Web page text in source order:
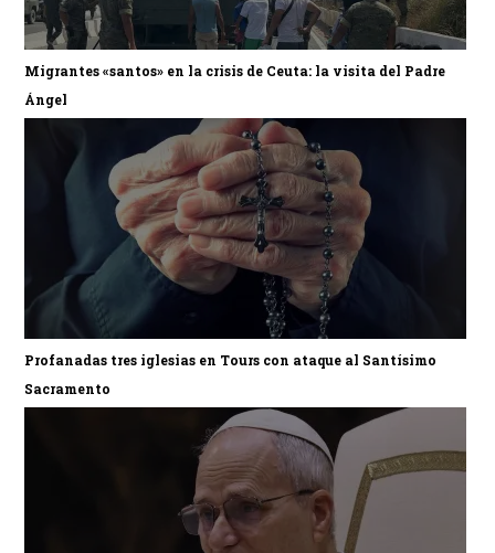
Migrantes «santos» en la crisis de Ceuta: la visita del Padre
Ángel
Profanadas tres iglesias en Tours con ataque al Santísimo
Sacramento